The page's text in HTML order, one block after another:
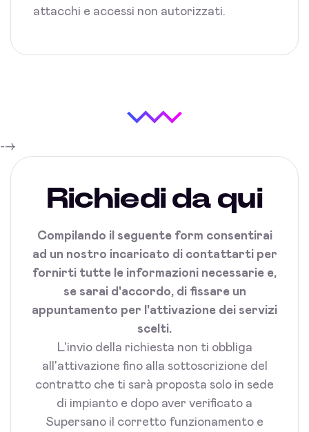
attacchi e accessi non autorizzati.
-->
Richiedi da qui
Compilando il seguente form consentirai
ad un nostro incaricato di contattarti per
fornirti tutte le informazioni necessarie e,
se sarai d'accordo, di fissare un
appuntamento per l'attivazione dei servizi
scelti.
L'invio della richiesta non ti obbliga
all'attivazione fino alla sottoscrizione del
contratto che ti sarà proposta solo in sede
di impianto e dopo aver verificato a
Supersano il corretto funzionamento e